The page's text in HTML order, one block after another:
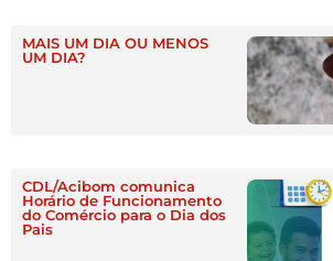
MAIS UM DIA OU MENOS
UM DIA?
CDL/Acibom comunica
Horário de Funcionamento
do Comércio para o Dia dos
Pais